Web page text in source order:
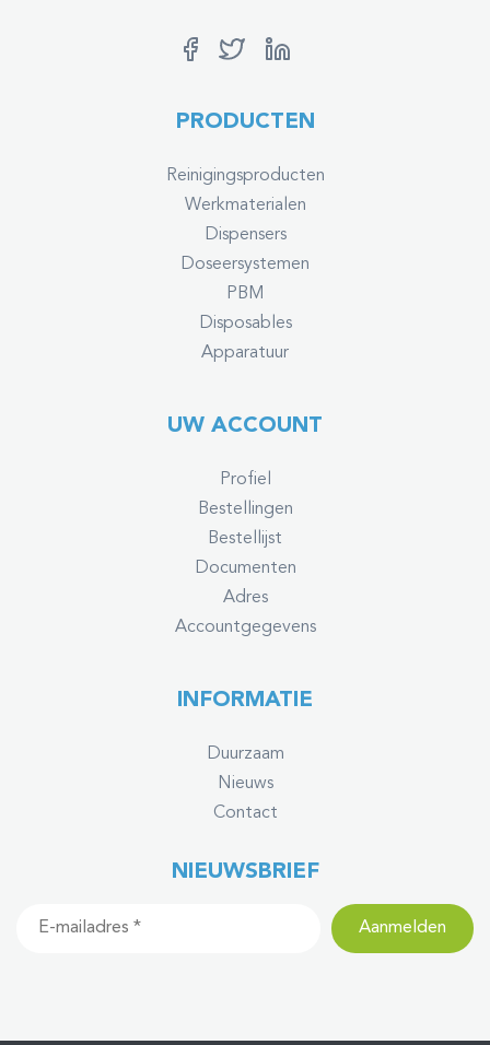
PRODUCTEN
Reinigingsproducten
Werkmaterialen
Dispensers
Doseersystemen
PBM
Disposables
Apparatuur
UW ACCOUNT
Profiel
Bestellingen
Bestellijst
Documenten
Adres
Accountgegevens
INFORMATIE
Duurzaam
Nieuws
Contact
NIEUWSBRIEF